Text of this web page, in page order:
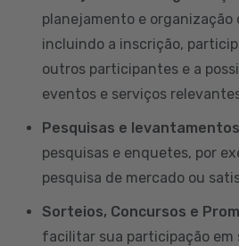
planejamento e organização
incluindo a inscrição,
outros participantes e a
eventos e serviços
Pesquisas e levantamentos
pesquisas e enquetes, por
pesquisa de mercado ou
Sorteios, Concursos e
facilitar sua participação em